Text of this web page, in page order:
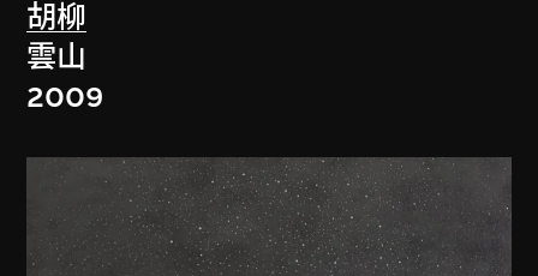
胡柳
雲山
2009